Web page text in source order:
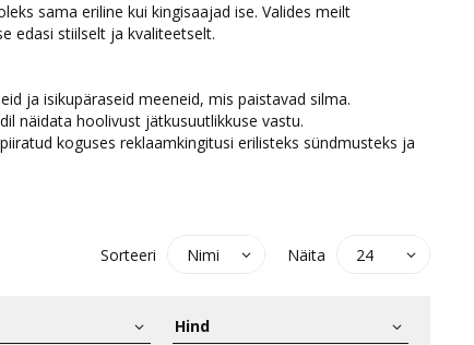
sama eriline kui kingisaajad ise. Valides meilt
edasi stiilselt ja kvaliteetselt.
ja isikupäraseid meeneid, mis paistavad silma.
näidata hoolivust jätkusuutlikkuse vastu.
koguses reklaamkingitusi erilisteks sündmusteks ja
Sorteeri Näita